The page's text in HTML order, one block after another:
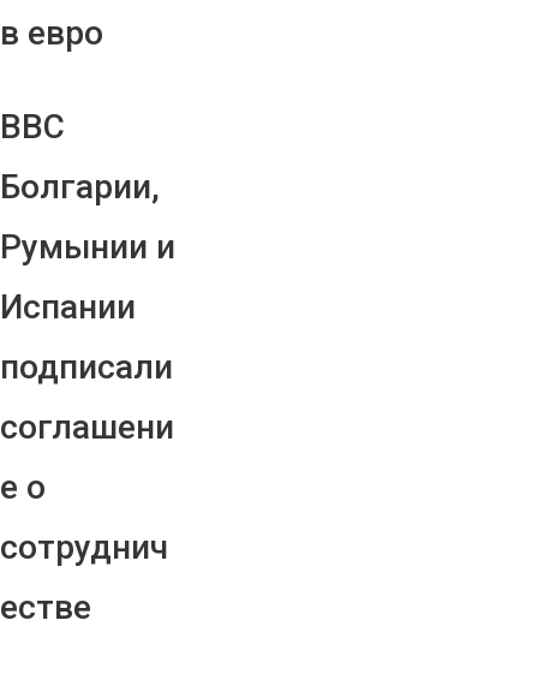
в евро
ВВС
Болгарии,
Румынии и
Испании
подписали
соглашени
е о
сотруднич
естве